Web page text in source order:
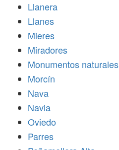
Llanera
Llanes
Mieres
Miradores
Monumentos naturales
Morcín
Nava
Navia
Oviedo
Parres